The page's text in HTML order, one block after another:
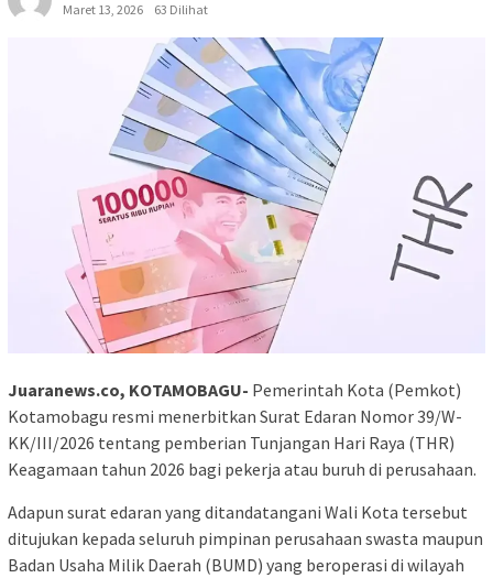
Maret 13, 2026
63 Dilihat
Juaranews.co, KOTAMOBAGU- Pemerintah Kota (Pemkot)
Kotamobagu resmi menerbitkan Surat Edaran Nomor 39/W-
KK/III/2026 tentang pemberian Tunjangan Hari Raya (THR)
Keagamaan tahun 2026 bagi pekerja atau buruh di perusahaan.
Adapun surat edaran yang ditandatangani Wali Kota tersebut
ditujukan kepada seluruh pimpinan perusahaan swasta maupun
Badan Usaha Milik Daerah (BUMD) yang beroperasi di wilayah